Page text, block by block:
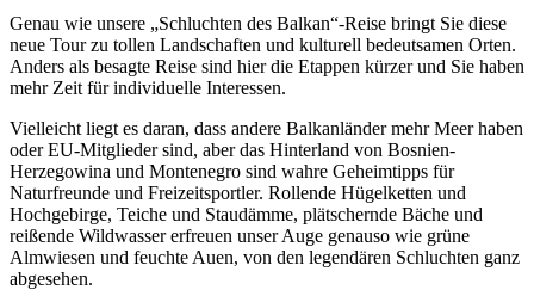
Genau wie unsere „Schluchten des Balkan“-Reise bringt Sie diese
neue Tour zu tollen Landschaften und kulturell bedeutsamen Orten.
Anders als besagte Reise sind hier die Etappen kürzer und Sie haben
mehr Zeit für individuelle Interessen.
Vielleicht liegt es daran, dass andere Balkanländer mehr Meer haben
oder EU-Mitglieder sind, aber das Hinterland von Bosnien-
Herzegowina und Montenegro sind wahre Geheimtipps für
Naturfreunde und Freizeitsportler. Rollende Hügelketten und
Hochgebirge, Teiche und Staudämme, plätschernde Bäche und
reißende Wildwasser erfreuen unser Auge genauso wie grüne
Almwiesen und feuchte Auen, von den legendären Schluchten ganz
abgesehen.